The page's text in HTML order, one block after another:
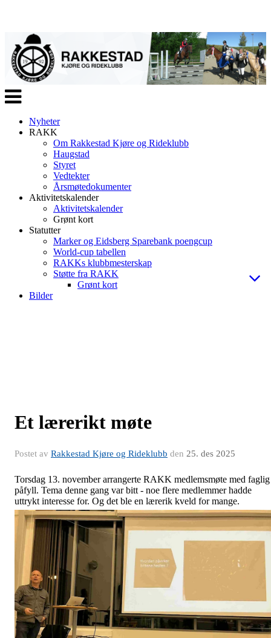
Veksle
navigasjon
Nyheter
RAKK
Om Rakkestad Kjøre og Rideklubb
Haugstad
Styret
Vedtekter
Årsmøtedokumenter
Aktivitetskalender
Aktivitetskalender
Grønt kort
Statutter
Marker og Eidsberg Sparebank poengcup
World-cup tabellen
RAKKs klubbmesterskap
Støtte fra RAKK
Grønt kort
Bilder
Et lærerikt møte
Postet av Rakkestad Kjøre og Rideklubb den 25. des 2025
Torsdag 13. november arrangerte RAKK medlemsmøte med faglig
påfyll. Tema denne gang var bitt - noe flere medlemmer hadde
uttrykt interesse for. Og det ble en lærerik kveld for mange.